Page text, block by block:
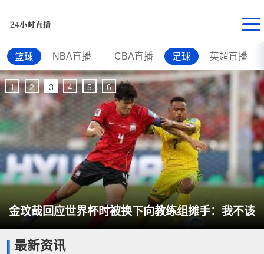
篮球 NBA直播 CBA直播 足球 英超直播
金玟哉回应世界杯时被换下向教练组摊手：我不该
1 2 3 4 5 6
最新资讯